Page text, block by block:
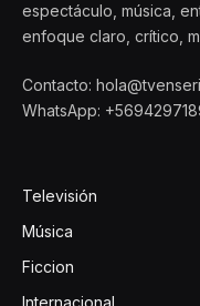
espectáculo, música,
enfoque claro, crítico,
Contacto:
WhatsApp:
Televisión
Música
Ficcion
Internacional